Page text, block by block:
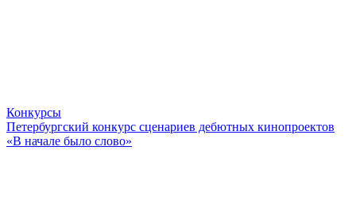
Конкурсы
Петербургский конкурс сценариев дебютных кинопроектов
«В начале было слово»